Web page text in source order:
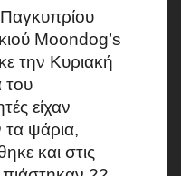
Moondog’s
την Κυριακή
του
είχαν
τα ψάρια,
και στις